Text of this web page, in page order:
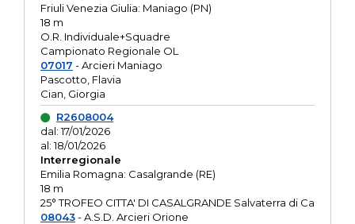
Friuli Venezia Giulia: Maniago (PN)
18 m
O.R. Individuale+Squadre
Campionato Regionale OL
07017 - Arcieri Maniago
Pascotto, Flavia
Cian, Giorgia
R2608004
dal: 17/01/2026
al: 18/01/2026
Interregionale
Emilia Romagna: Casalgrande (RE)
18 m
25° TROFEO CITTA' DI CASALGRANDE Salvaterra di Ca
08043- A.S.D. Arcieri Orione